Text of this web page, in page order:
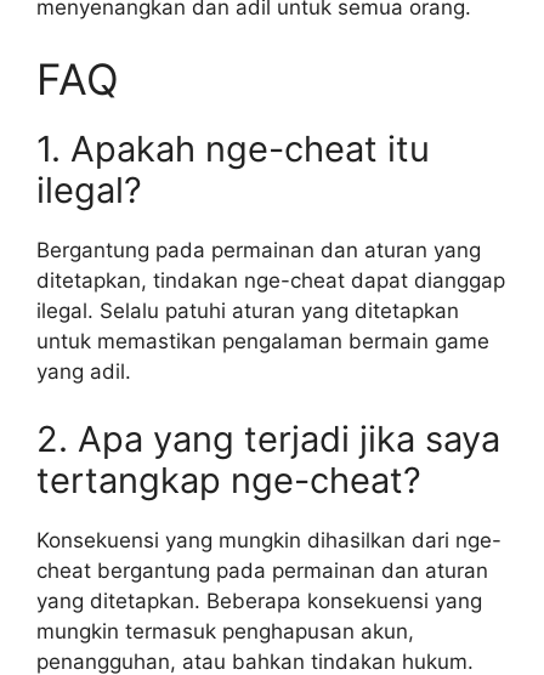
menyenangkan dan adil untuk semua orang.
FAQ
1. Apakah nge-cheat itu
ilegal?
Bergantung pada permainan dan aturan yang
ditetapkan, tindakan nge-cheat dapat dianggap
ilegal. Selalu patuhi aturan yang ditetapkan
untuk memastikan pengalaman bermain game
yang adil.
2. Apa yang terjadi jika saya
tertangkap nge-cheat?
Konsekuensi yang mungkin dihasilkan dari nge-
cheat bergantung pada permainan dan aturan
yang ditetapkan. Beberapa konsekuensi yang
mungkin termasuk penghapusan akun,
penangguhan, atau bahkan tindakan hukum.